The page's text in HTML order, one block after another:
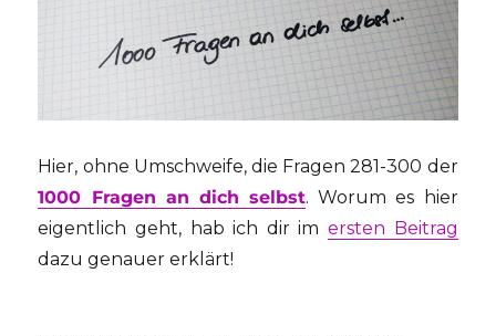
Hier, ohne Umschweife, die Fragen 281-300 der
1000 Fragen an dich selbst. Worum es hier
eigentlich geht, hab ich dir im ersten Beitrag
dazu genauer erklärt!